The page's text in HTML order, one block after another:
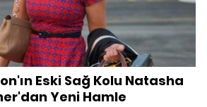
Eski Sağ Kolu Natasha
Yeni Hamle